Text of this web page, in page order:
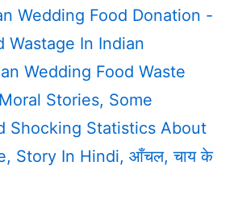
Wedding Food Donation -
Wastage In Indian
Wedding Food Waste
Moral Stories, Some
Shocking Statistics About
, Story In Hindi, आँचल,चाय के